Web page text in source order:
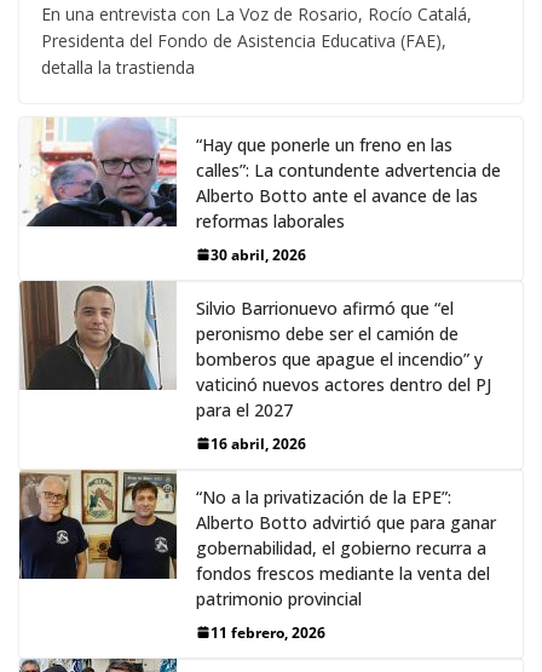
En una entrevista con La Voz de Rosario, Rocío Catalá,
Presidenta del Fondo de Asistencia Educativa (FAE),
detalla la trastienda
“Hay que ponerle un freno en las
calles”: La contundente advertencia de
Alberto Botto ante el avance de las
reformas laborales
30 abril, 2026
Silvio Barrionuevo afirmó que “el
peronismo debe ser el camión de
bomberos que apague el incendio” y
vaticinó nuevos actores dentro del PJ
para el 2027
16 abril, 2026
“No a la privatización de la EPE”:
Alberto Botto advirtió que para ganar
gobernabilidad, el gobierno recurra a
fondos frescos mediante la venta del
patrimonio provincial
11 febrero, 2026